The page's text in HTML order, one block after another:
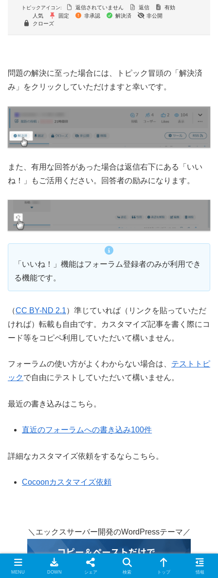
トピックアイコン: 返信されていません 返信
有効
人気
固定 非承認 解決済
非公開
クローズ
問題の解決に至った場合には、トピック冒頭の「解決済
み」をクリックしていただけますと幸いです。
また、有用な回答があった場合は返信右下にある「いい
ね！」もご活用ください。回答者の励みになります。
「いいね！」機能はフォーラム登録者のみが利用でき
る機能です。
（CC BY-ND 2.1）準じていれば（リンクを貼っていただ
ければ）転載も自由です。カスタマイズ記事を書く際にコ
ード等をコピペ利用していただいて構いません。
フォーラムの使い方がよくわからない場合は、 テストトピ
ックで自由にテストしていただいて構いません。
最近の書き込みはこちら。
直近のフォーラムへの書き込み100件
詳細なカスタマイズ依頼をするならこちら。
Cocoonカスタマイズ依頼
＼エックスサーバー開発のWordPressテーマ／
MENU DOWN シェア 検索 トップ 情報